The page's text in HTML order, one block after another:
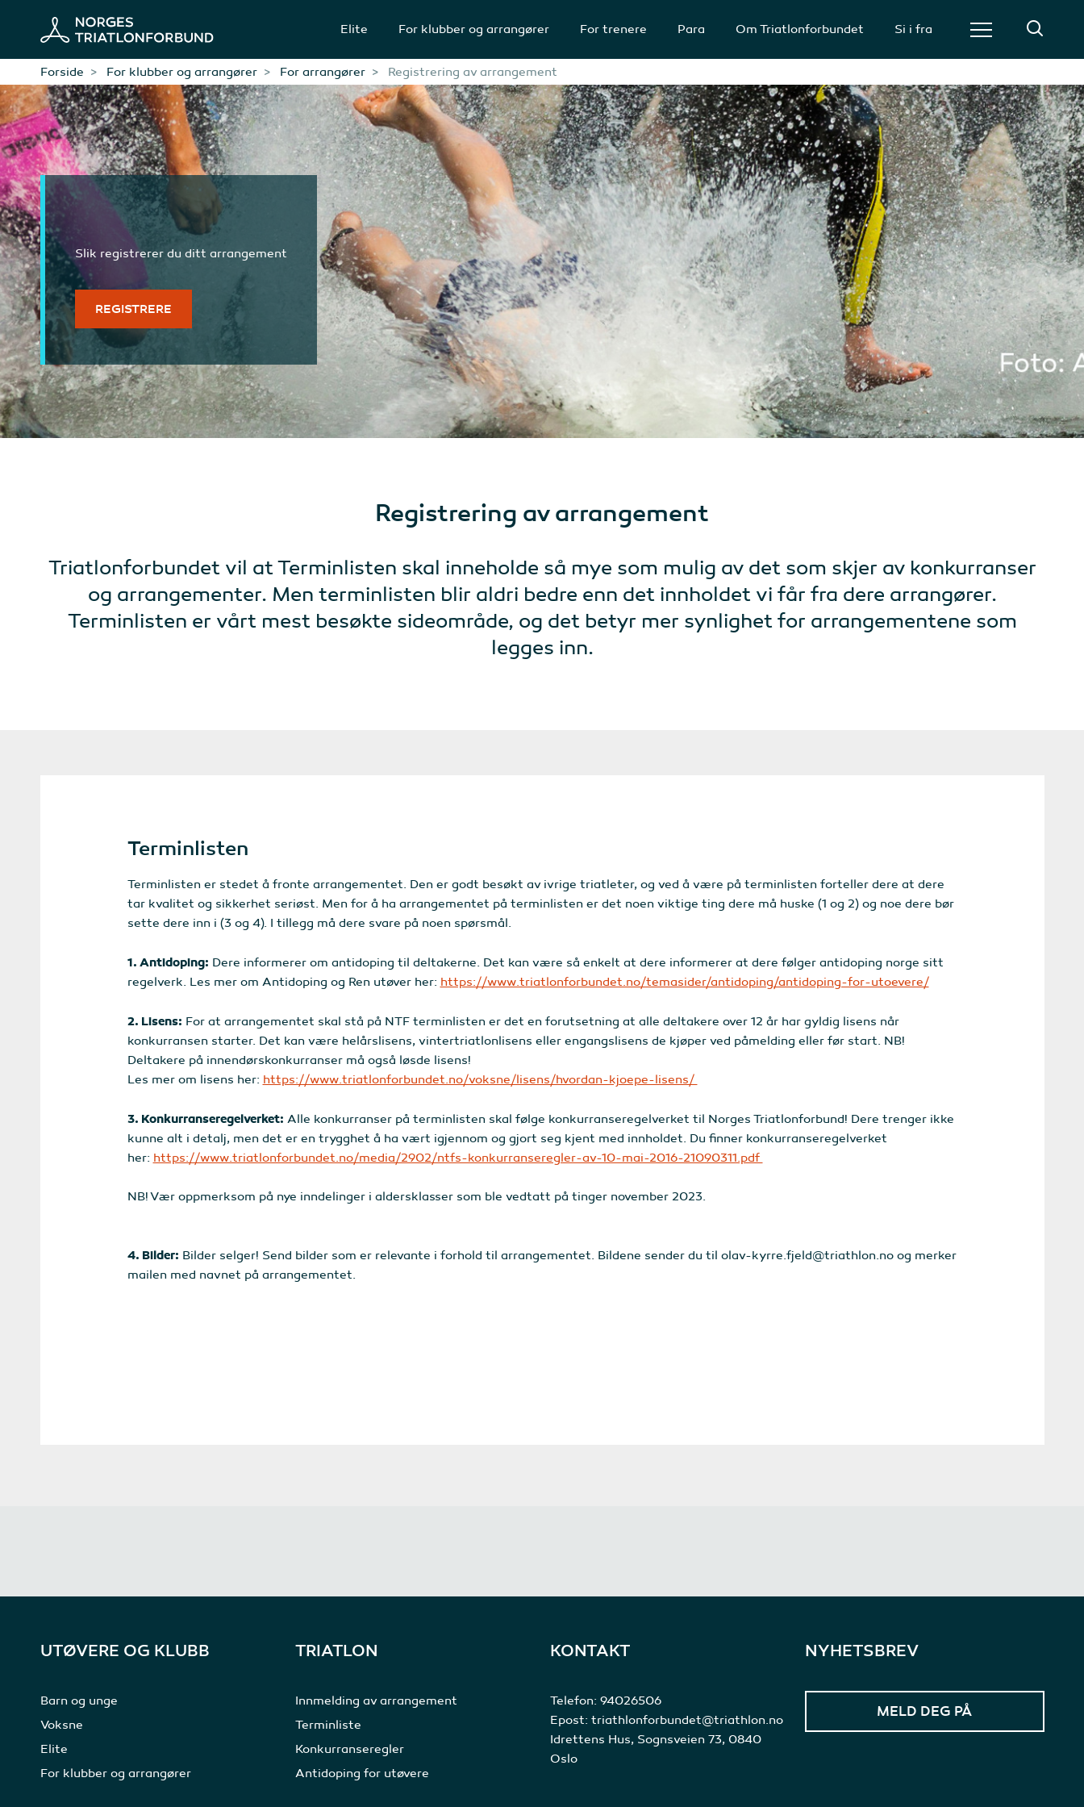
Elite For klubber og arrangører For trenere Para Om Triatlonforbundet Si i fra
Forside For klubber og arrangører For arrangører Registrering av arrangement
Slik registrerer du ditt arrangement
REGISTRERE
Registrering av arrangement
Triatlonforbundet vil at Terminlisten skal inneholde så mye som mulig av det som skjer av konkurranser
og arrangementer. Men terminlisten blir aldri bedre enn det innholdet vi får fra dere arrangører.
Terminlisten er vårt mest besøkte sideområde, og det betyr mer synlighet for arrangementene som
legges inn.
Terminlisten
Terminlisten er stedet å fronte arrangementet. Den er godt besøkt av ivrige triatleter, og ved å være på terminlisten forteller dere at dere
tar kvalitet og sikkerhet seriøst. Men for å ha arrangementet på terminlisten er det noen viktige ting dere må huske (1 og 2) og noe dere bør
sette dere inn i (3 og 4). I tillegg må dere svare på noen spørsmål.
1. Antidoping: Dere informerer om antidoping til deltakerne. Det kan være så enkelt at dere informerer at dere følger antidoping norge sitt
regelverk. Les mer om Antidoping og Ren utøver her: https://www.triatlonforbundet.no/temasider/antidoping/antidoping-for-utoevere/
2. Lisens: For at arrangementet skal stå på NTF terminlisten er det en forutsetning at alle deltakere over 12 år har gyldig lisens når
konkurransen starter. Det kan være helårslisens, vintertriatlonlisens eller engangslisens de kjøper ved påmelding eller før start. NB!
Deltakere på innendørskonkurranser må også løsde lisens!
Les mer om lisens her: https://www.triatlonforbundet.no/voksne/lisens/hvordan-kjoepe-lisens/
3. Konkurranseregelverket: Alle konkurranser på terminlisten skal følge konkurranseregelverket til Norges Triatlonforbund! Dere trenger ikke
kunne alt i detalj, men det er en trygghet å ha vært igjennom og gjort seg kjent med innholdet. Du finner konkurranseregelverket
her: https://www.triatlonforbundet.no/media/2902/ntfs-konkurranseregler-av-10-mai-2016-21090311.pdf
NB! Vær oppmerksom på nye inndelinger i aldersklasser som ble vedtatt på tinger november 2023.
4. Bilder: Bilder selger! Send bilder som er relevante i forhold til arrangementet. Bildene sender du til olav-kyrre.fjeld@triathlon.no og merker
mailen med navnet på arrangementet.
UTØVERE OG KLUBB
Barn og unge
Voksne
Elite
For klubber og arrangører
TRIATLON
Innmelding av arrangement
Terminliste
Konkurranseregler
Antidoping for utøvere
KONTAKT
Telefon: 94026506
Epost: triathlonforbundet@triathlon.no
Idrettens Hus, Sognsveien 73, 0840
Oslo
NYHETSBREV